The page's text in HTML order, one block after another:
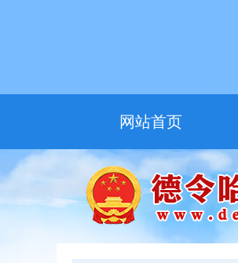
网站首页
友情链接